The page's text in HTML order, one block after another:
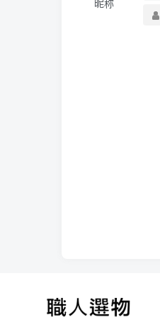
昵称